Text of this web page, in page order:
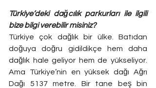
Türkiye’deki dağcılık parkurları ile ilgili
bize bilgi verebilir misiniz?
Türkiye çok dağlık bir ülke. Batıdan
doğuya doğru gidildikçe hem daha
dağlık hale geliyor hem de yükseliyor.
Ama Türkiye’nin en yüksek dağı Ağrı
Dağı 5137 metre. Bir tane beş bin